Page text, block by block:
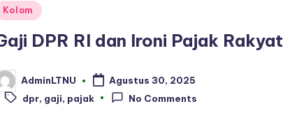
Kolom
DPR RI dan Ironi Pajak Rakyat
AdminLTNU Agustus 30, 2025
Tags:
dpr, gaji, pajak No Comments